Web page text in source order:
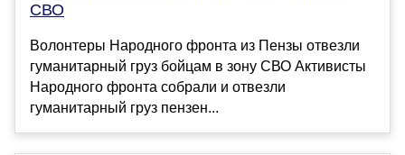
СВО
Волонтеры Народного фронта из Пензы отвезли
гуманитарный груз бойцам в зону СВО Активисты
Народного фронта собрали и отвезли
гуманитарный груз пензен...